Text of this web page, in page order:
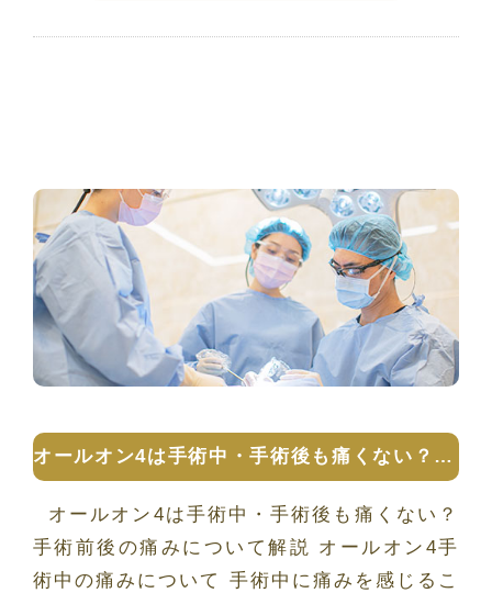
オールオン4は手術中・手術後も痛くない？手術前後の痛みについて解説
オールオン4は手術中・手術後も痛くない？
手術前後の痛みについて解説 オールオン4手
術中の痛みについて 手術中に痛みを感じるこ